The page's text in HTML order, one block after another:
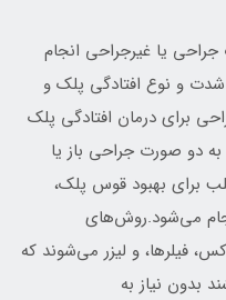
یا غیرجراحی انجام
و نوع افتادگی پلک و
برای درمان افتادگی پلک
به دو صورت جراحی باز یا
برای بهبود قوس پلک،
می‌شود.روش‌های
فیلرها، و لیزر می‌شوند که
بدون نیاز به